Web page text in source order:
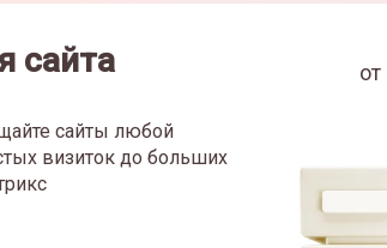
сайта
сайты любой
визиток до больших
от